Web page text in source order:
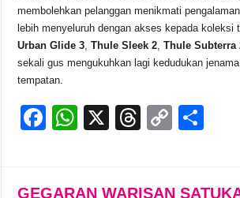
membolehkan pelanggan menikmati
lebih menyeluruh dengan akses kepada
Urban Glide 3 ,Thule Sleek 2 ,Thule Subterra
sekali gus mengukuhkan lagi kedudukan
tempatan.
F
W
X
T
C
GEGARAN WARISAN